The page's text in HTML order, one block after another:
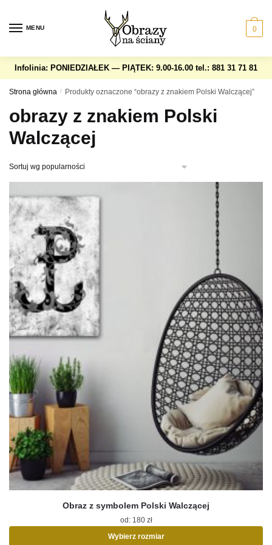
navigation
content
MENU 0
Infolinia: PONIEDZIAŁEK — PIĄTEK: 9.00-16.00 tel.: 881 31 71 81
Strona główna / Produkty oznaczone “obrazy z znakiem Polski Walczącej”
obrazy z znakiem Polski
Walczącej
Obraz z symbolem Polski Walczącej
od: 180 zł
Wybierz rozmiar